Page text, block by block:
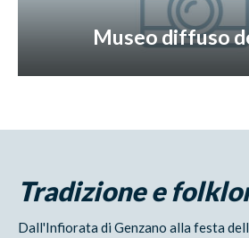
Museo diffuso
Tradizione e
Dall'Infiorata di Genzano alla festa